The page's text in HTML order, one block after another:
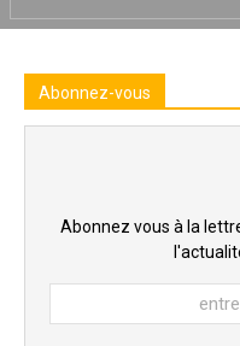
Abonnez-vous
Abonnez vous à la